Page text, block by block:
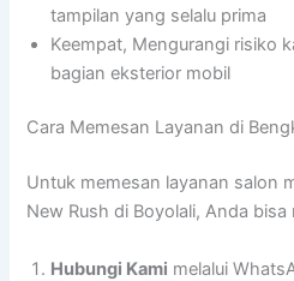
tampilan yang selalu prima
Keempat, Mengurangi risiko
bagian eksterior mobil
Cara Memesan Layanan di
Untuk memesan layanan salon
New Rush di Boyolali, Anda
Hubungi Kami melalui